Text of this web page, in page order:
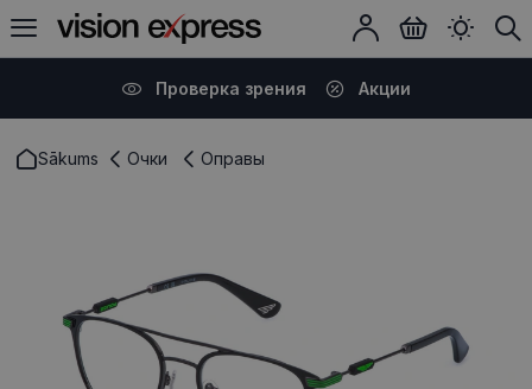
Проверка зрения Акции
Sākums Очки Оправы